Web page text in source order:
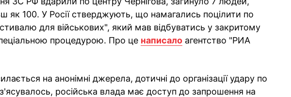
як 100. У Росії стверджують, що намагались поцілити по
для військових", який мав відбуватись у закритому
процедурою. Про це написало агентство "РИА
на анонімні джерела, дотичні до організації удару по
російська влада має доступ до запрошення на